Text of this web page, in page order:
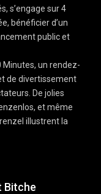
s’engage sur 4
bénéficier d’un
public et
Minutes, un rendez-
de divertissement
De jolies
et même
illustrent la
Bitche